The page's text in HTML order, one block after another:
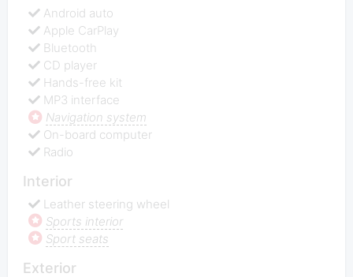
Android auto
Apple СarPlay
Bluetooth
CD player
Hands-free kit
MP3 interface
Navigation system
On-board computer
Radio
Interior
Leather steering wheel
Sports interior
Sport seats
Exterior